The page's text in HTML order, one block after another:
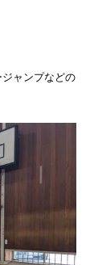
ャンプなどの